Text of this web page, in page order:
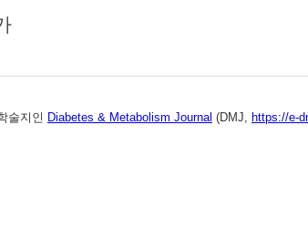
술지인 Diabetes & Metabolism Journal (DMJ, https://e-